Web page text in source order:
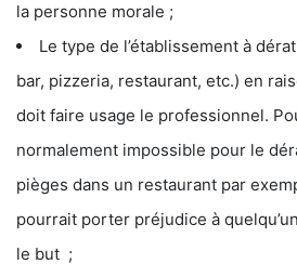
la personne morale ;
Le type de l’établissement à
bar, pizzeria, restaurant, etc.) en
doit faire usage le professionnel.
normalement impossible pour le
pièges dans un restaurant par
pourrait porter préjudice à
le but ;